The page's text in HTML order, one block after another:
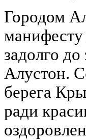
Городом
манифесту
задолго
Алустон.
берега
ради